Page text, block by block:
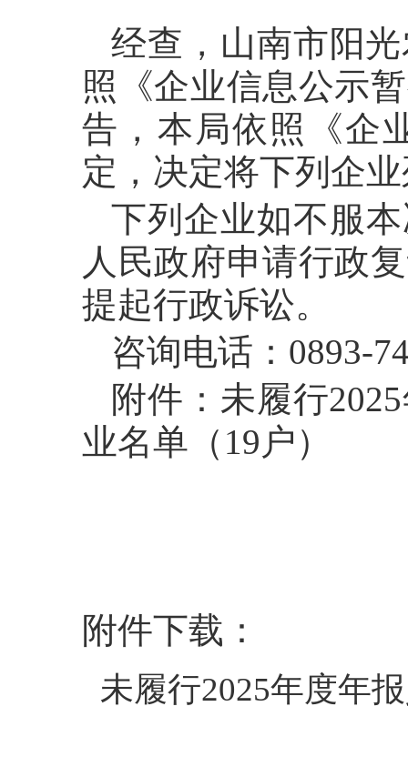
经查，山南市阳
照《企业信息公示
告，本局依照《企
定，决定将下列企
下列企业如不服
人民政府申请行政
提起行政诉讼。
咨询电话：0893-
附件：未履行
业名单（19户）
附件下载：
未履行2025年度年